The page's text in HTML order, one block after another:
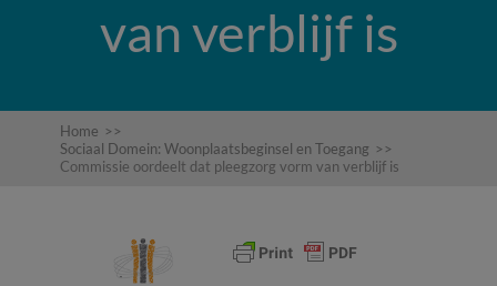
van verblijf is
Home >>
Sociaal Domein: Woonplaatsbeginsel en Toegang >>
Commissie oordeelt dat pleegzorg vorm van verblijf is